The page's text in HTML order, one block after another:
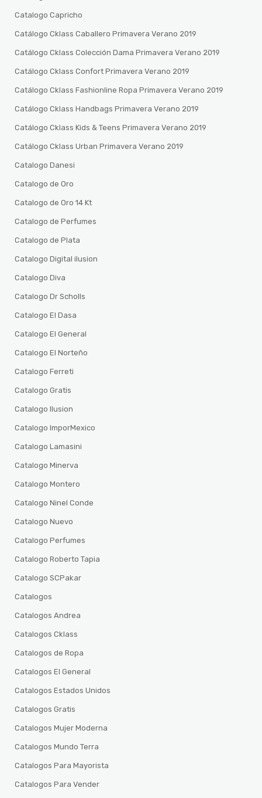
Catalogo Capricho
Catálogo Cklass Caballero Primavera Verano 2019
Catálogo Cklass Colección Dama Primavera Verano 2019
Catálogo Cklass Confort Primavera Verano 2019
Catálogo Cklass Fashionline Ropa Primavera Verano 2019
Catálogo Cklass Handbags Primavera Verano 2019
Catálogo Cklass Kids & Teens Primavera Verano 2019
Catálogo Cklass Urban Primavera Verano 2019
Catalogo Danesi
Catalogo de Oro
Catalogo de Oro 14 Kt
Catalogo de Perfumes
Catalogo de Plata
Catalogo Digital ilusion
Catalogo Diva
Catalogo Dr Scholls
Catalogo El Dasa
Catalogo El General
Catalogo El Norteño
Catalogo Ferreti
Catalogo Gratis
Catalogo Ilusion
Catalogo ImporMexico
Catalogo Lamasini
Catalogo Minerva
Catalogo Montero
Catalogo Ninel Conde
Catalogo Nuevo
Catalogo Perfumes
Catalogo Roberto Tapia
Catalogo SCPakar
Catalogos
Catalogos Andrea
Catalogos Cklass
Catalogos de Ropa
Catalogos El General
Catalogos Estados Unidos
Catalogos Gratis
Catalogos Mujer Moderna
Catalogos Mundo Terra
Catalogos Para Mayorista
Catalogos Para Vender